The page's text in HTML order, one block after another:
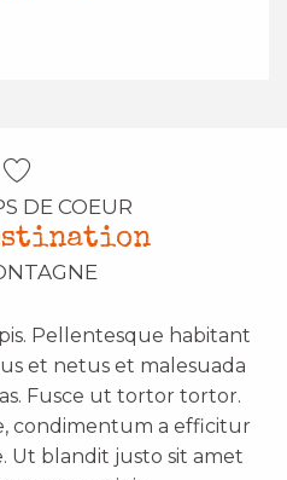
DE COEUR
Pellentesque habitant
et netus et malesuada
Fusce ut tortor tortor.
condimentum a efficitur
Ut blandit justo sit amet